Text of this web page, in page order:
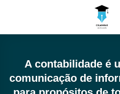
A contabilidade é
comunicação de